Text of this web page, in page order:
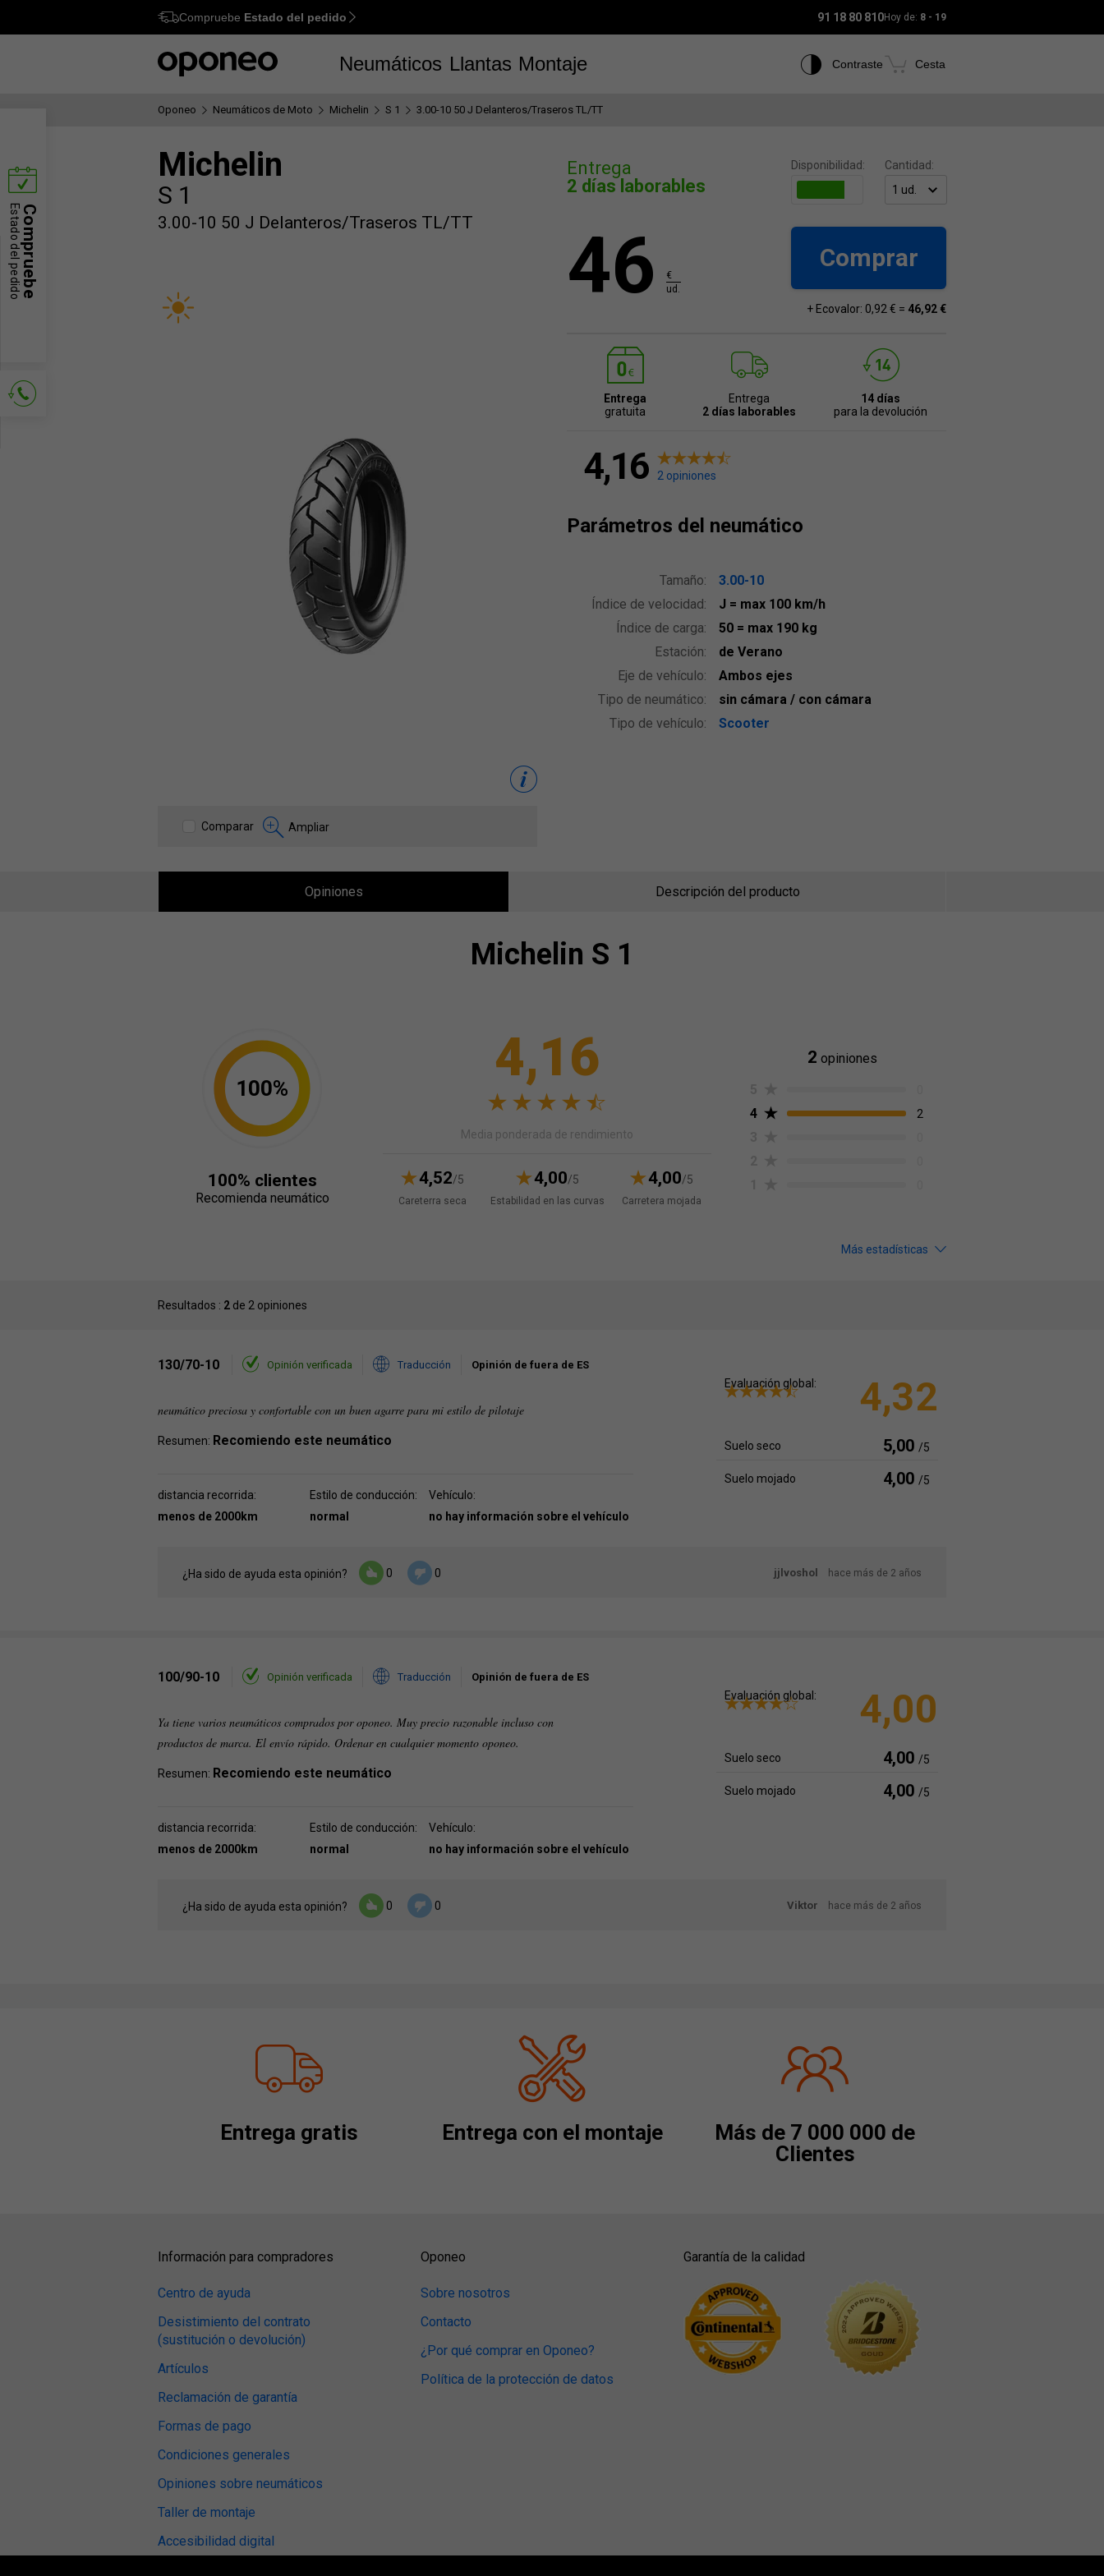
Ctrl M
Compruebe Estado del pedido 91 18 80 810Hoy de: 8 - 19
Neumáticos Llantas Montaje Contraste Cesta
Oponeo Neumáticos de Moto Michelin S 1 3.00-10 50 J Delanteros/Traseros TL/TT
Michelin
S 1
3.00-10 50 J Delanteros/Traseros TL/TT
Comparar Ampliar
Entrega
2 días laborables
Disponibilidad: Cantidad:
46
€
ud.
Comprar
+ Ecovalor: 0,92 € = 46,92 €
Entrega
gratuita
Entrega
2 días laborables
14 días
para la devolución
4,16 2 opiniones
Parámetros del neumático
Tamaño:
3.00-10
Índice de velocidad:
J = max 100 km/h
Índice de carga:
50 = max 190 kg
Estación:
de Verano
Eje de vehículo:
Ambos ejes
Tipo de neumático:
sin cámara / con cámara
Tipo de vehículo:
Scooter
Opiniones Descripción del producto
Michelin S 1
4,16
Media ponderada de rendimiento
4,52/5
Careterra seca
4,00/5
Estabilidad en las curvas
4,00/5
Carretera mojada
100%
100% clientes
Recomienda neumático
2 opiniones
4 2
Más estadísticas
Resultados : 2 de 2 opiniones
130/70-10 Opinión verificada Traducción Opinión de fuera de ES
neumático preciosa y confortable con un buen agarre para mi estilo de pilotaje
Resumen: Recomiendo este neumático
distancia recorrida:
menos de 2000km
Estilo de conducción:
normal
Vehículo:
no hay información sobre el vehículo
Evaluación global: 4,32
Suelo seco 5,00 /5
Suelo mojado 4,00 /5
¿Ha sido de ayuda esta opinión? 0 0 jjlvoshol hace más de 2 años
100/90-10 Opinión verificada Traducción Opinión de fuera de ES
Ya tiene varios neumáticos comprados por oponeo. Muy precio razonable incluso con
productos de marca. El envío rápido. Ordenar en cualquier momento oponeo.
Resumen: Recomiendo este neumático
distancia recorrida:
menos de 2000km
Estilo de conducción:
normal
Vehículo:
no hay información sobre el vehículo
Evaluación global: 4,00
Suelo seco 4,00 /5
Suelo mojado 4,00 /5
¿Ha sido de ayuda esta opinión? 0 0 Viktor hace más de 2 años
Entrega gratis Entrega con el montaje
Más de 7 000 000 de
Clientes
Compruebe
Estado del pedido
Información para compradores
Centro de ayuda
Desistimiento del contrato
(sustitución o devolución)
Artículos
Reclamación de garantía
Formas de pago
Condiciones generales
Opiniones sobre neumáticos
Taller de montaje
Accesibilidad digital
Oponeo
Sobre nosotros
Contacto
¿Por qué comprar en Oponeo?
Política de la protección de datos
Garantía de la calidad